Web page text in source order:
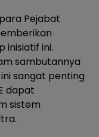
Pejabat
inisiatif ini.
sambutannya
sangat penting
dapat
sistem